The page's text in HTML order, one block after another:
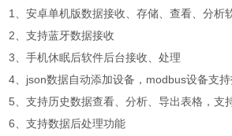
1、安卓单机版数据接收、存储、查看、分析
2、支持蓝牙数据接收
3、手机休眠后软件后台接收、处理
4、json数据自动添加设备，modbus设备支
5、支持历史数据查看、分析、导出表格，支
6、支持数据后处理功能